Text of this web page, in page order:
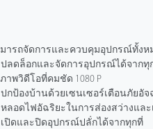
ารถจัดการและควบคุมอุปกรณ์ทั้งห
: ปลดล็อกและจัดการอุปกรณ์ได้จากทุ
: ภาพวิดีโอที่คมชัด 1080 P
ปกป้องบ้านด้วยเซนเซอร์เตือนภัยอัจ
อดไฟอัฉริยะในการส่องสว่างและ
ปิดและปิดอุปกรณ์ปลัํกได้จากทุกที่